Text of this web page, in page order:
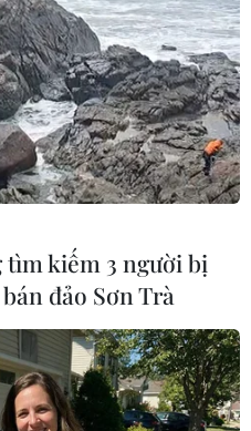
#Từ chức
#Sa thải
kiếm 3 người bị
đảo Sơn Trà